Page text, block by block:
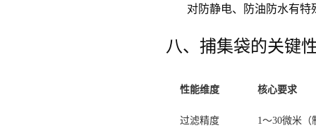
对防静电、防油防水有
八、捕集袋的关键
性能维度 核心要求
过滤精度 1～30微米